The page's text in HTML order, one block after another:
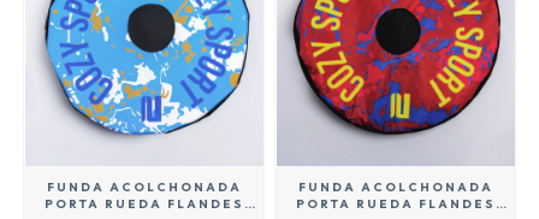
FUNDA ACOLCHONADA
PORTA RUEDA FLANDES
FUNDA ACOLCHONADA
PORTA RUEDA FLANDES